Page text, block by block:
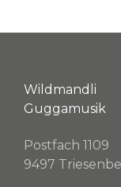
Wildmandli
Guggamusik
Postfach 1109
9497